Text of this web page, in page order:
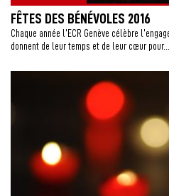
FÊTES DES BÉNÉVOLES 2016
Chaque année l’ECR Genève célèbre
donnent de leur temps et de leur cœur pour...